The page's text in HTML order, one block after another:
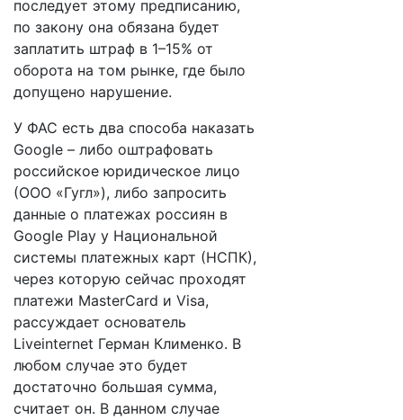
последует этому предписанию,
по закону она обязана будет
заплатить штраф в 1–15% от
оборота на том рынке, где было
допущено нарушение.
У ФАС есть два способа наказать
Google – либо оштрафовать
российское юридическое лицо
(ООО «Гугл»), либо запросить
данные о платежах россиян в
Google Play у Национальной
системы платежных карт (НСПК),
через которую сейчас проходят
платежи MasterCard и Visa,
рассуждает основатель
Liveinternet Герман Клименко. В
любом случае это будет
достаточно большая сумма,
считает он. В данном случае